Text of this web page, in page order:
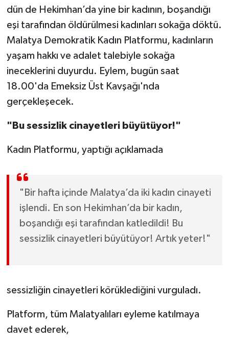
dün de Hekimhan’da yine bir kadının, boşandığı
eşi tarafından öldürülmesi kadınları sokağa döktü.
Malatya Demokratik Kadın Platformu, kadınların
yaşam hakkı ve adalet talebiyle sokağa
ineceklerini duyurdu. Eylem, bugün saat
18.00'da Emeksiz Üst Kavşağı'nda
gerçekleşecek.
"Bu sessizlik cinayetleri büyütüyor!"
Kadın Platformu, yaptığı açıklamada
"Bir hafta içinde Malatya’da iki kadın cinayeti
işlendi. En son Hekimhan’da bir kadın,
boşandığı eşi tarafından katledildi! Bu
sessizlik cinayetleri büyütüyor! Artık yeter!"
sessizliğin cinayetleri körüklediğini vurguladı.
Platform, tüm Malatyalıları eyleme katılmaya
davet ederek,